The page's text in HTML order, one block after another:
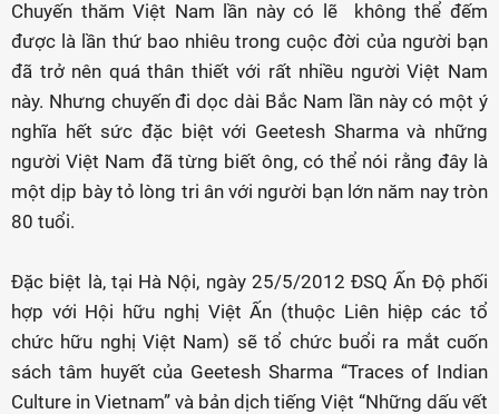
Chuyến thăm Việt Nam lần này có lẽ không thể đếm
được là lần thứ bao nhiêu trong cuộc đời của người bạn
đã trở nên quá thân thiết với rất nhiều người Việt Nam
này. Nhưng chuyến đi dọc dài Bắc Nam lần này có một ý
nghĩa hết sức đặc biệt với Geetesh Sharma và những
người Việt Nam đã từng biết ông, có thể nói rằng đây là
một dịp bày tỏ lòng tri ân với người bạn lớn năm nay tròn
80 tuổi.
Đặc biệt là, tại Hà Nội, ngày 25/5/2012 ĐSQ Ấn Độ phối
hợp với Hội hữu nghị Việt Ấn (thuộc Liên hiệp các tổ
chức hữu nghị Việt Nam) sẽ tổ chức buổi ra mắt cuốn
sách tâm huyết của Geetesh Sharma “Traces of Indian
Culture in Vietnam” và bản dịch tiếng Việt “Những dấu vết